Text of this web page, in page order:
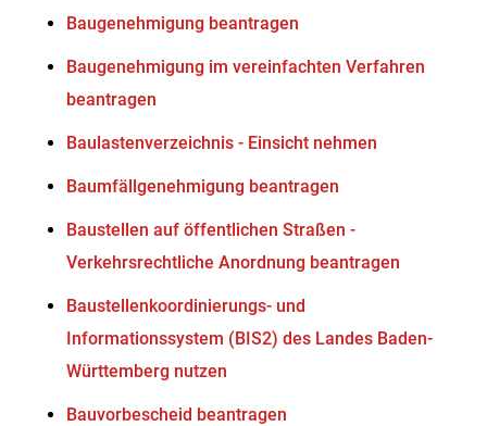
Baugenehmigung beantragen
Baugenehmigung im vereinfachten Verfahren
beantragen
Baulastenverzeichnis - Einsicht nehmen
Baumfällgenehmigung beantragen
Baustellen auf öffentlichen Straßen -
Verkehrsrechtliche Anordnung beantragen
Baustellenkoordinierungs- und
Informationssystem (BIS2) des Landes Baden-
Württemberg nutzen
Bauvorbescheid beantragen